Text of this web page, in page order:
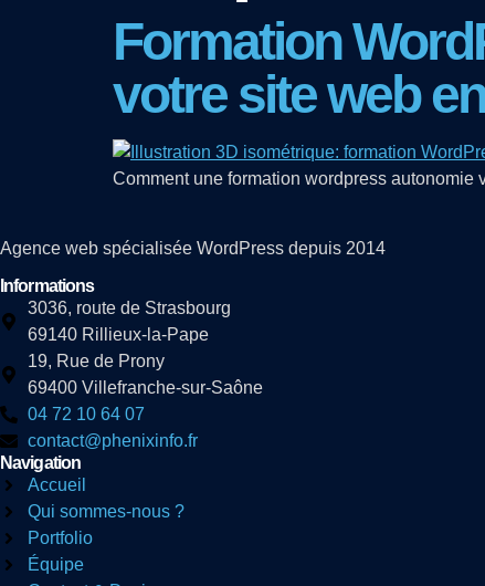
Formation
votre site web
Comment une formation wordpress autonomie
Agence web spécialisée WordPress depuis 2014
Informations
3036, route de Strasbourg
69140 Rillieux-la-Pape
19, Rue de Prony
69400 Villefranche-sur-Saône
04 72 10 64 07
contact@phenixinfo.fr
Navigation
Accueil
Qui sommes-nous ?
Portfolio
Équipe